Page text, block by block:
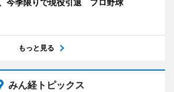
今季限りで現役引退 プロ野球
もっと見る
みん経トピックス